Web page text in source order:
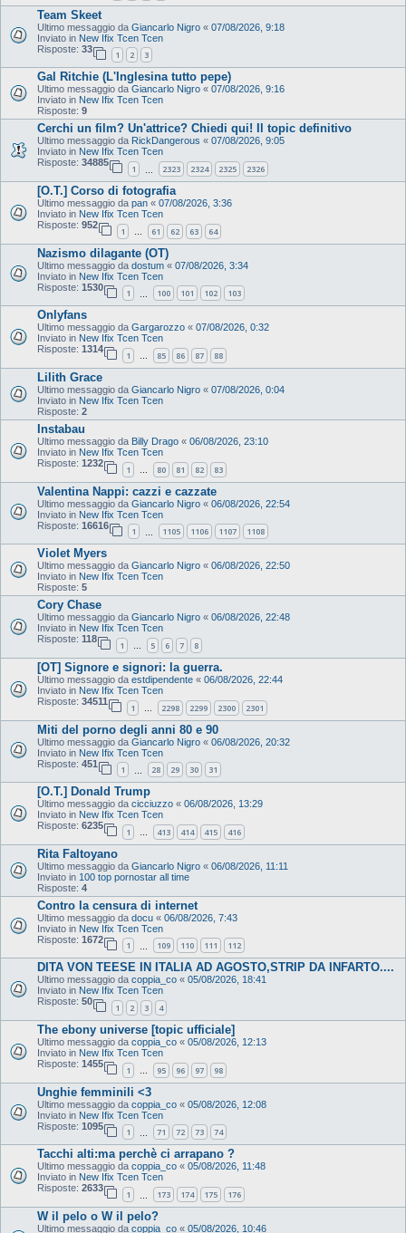
Team Skeet
Ultimo messaggio da Giancarlo Nigro « 07/08/2026, 9:18
Inviato in New Ifix Tcen Tcen
Risposte: 33
1 2 3
Gal Ritchie (L'Inglesina tutto pepe)
Ultimo messaggio da Giancarlo Nigro « 07/08/2026, 9:16
Inviato in New Ifix Tcen Tcen
Risposte: 9
Cerchi un film? Un'attrice? Chiedi qui! Il topic definitivo
Ultimo messaggio da RickDangerous « 07/08/2026, 9:05
Inviato in New Ifix Tcen Tcen
Risposte: 34885
1 2323 2324 2325 2326
[O.T.] Corso di fotografia
Ultimo messaggio da pan « 07/08/2026, 3:36
Inviato in New Ifix Tcen Tcen
Risposte: 952
1 … 61 62 63 64
Nazismo dilagante (OT)
Ultimo messaggio da dostum « 07/08/2026, 3:34
Inviato in New Ifix Tcen Tcen
Risposte: 1530
1 100 101 102 103
Onlyfans
Ultimo messaggio da Gargarozzo « 07/08/2026, 0:32
Inviato in New Ifix Tcen Tcen
Risposte: 1314
1 … 85 86 87 88
Lilith Grace
Ultimo messaggio da Giancarlo Nigro « 07/08/2026, 0:04
Inviato in New Ifix Tcen Tcen
Risposte: 2
Instabau
Ultimo messaggio da Billy Drago « 06/08/2026, 23:10
Inviato in New Ifix Tcen Tcen
Risposte: 1232
1 … 80 81 82 83
Valentina Nappi: cazzi e cazzate
Ultimo messaggio da Giancarlo Nigro « 06/08/2026, 22:54
Inviato in New Ifix Tcen Tcen
Risposte: 16616
1 1105 1106 1107 1108
Violet Myers
Ultimo messaggio da Giancarlo Nigro « 06/08/2026, 22:50
Inviato in New Ifix Tcen Tcen
Risposte: 5
Cory Chase
Ultimo messaggio da Giancarlo Nigro « 06/08/2026, 22:48
Inviato in New Ifix Tcen Tcen
Risposte: 118
1 … 5 6 7 8
[OT] Signore e signori: la guerra.
Ultimo messaggio da estdipendente « 06/08/2026, 22:44
Inviato in New Ifix Tcen Tcen
Risposte: 34511
1 … 2298 2299 2300 2301
Miti del porno degli anni 80 e 90
Ultimo messaggio da Giancarlo Nigro « 06/08/2026, 20:32
Inviato in New Ifix Tcen Tcen
Risposte: 451
1 28 29 30 31
[O.T.] Donald Trump
Ultimo messaggio da cicciuzzo « 06/08/2026, 13:29
Inviato in New Ifix Tcen Tcen
Risposte: 6235
1 … 413 414 415 416
Rita Faltoyano
Ultimo messaggio da Giancarlo Nigro « 06/08/2026, 11:11
Inviato in 100 top pornostar all time
Risposte: 4
Contro la censura di internet
Ultimo messaggio da docu « 06/08/2026, 7:43
Inviato in New Ifix Tcen Tcen
Risposte: 1672
1 109 110 111 112
DITA VON TEESE IN ITALIA AD AGOSTO,STRIP DA INFARTO....
Ultimo messaggio da coppia_co « 05/08/2026, 18:41
Inviato in New Ifix Tcen Tcen
Risposte: 50
1 2 3 4
The ebony universe [topic ufficiale]
Ultimo messaggio da coppia_co « 05/08/2026, 12:13
Inviato in New Ifix Tcen Tcen
Risposte: 1455
1 … 95 96 97 98
Unghie femminili <3
Ultimo messaggio da coppia_co « 05/08/2026, 12:08
Inviato in New Ifix Tcen Tcen
Risposte: 1095
1 71 72 73 74
Tacchi alti:ma perchè ci arrapano ?
Ultimo messaggio da coppia_co « 05/08/2026, 11:48
Inviato in New Ifix Tcen Tcen
Risposte: 2633
1 173 174 175 176
W il pelo o W il pelo?
Ultimo messaggio da coppia_co « 05/08/2026, 10:46